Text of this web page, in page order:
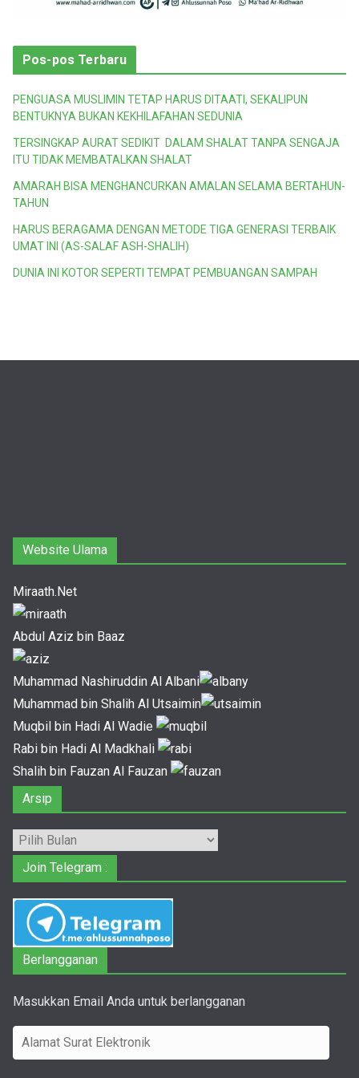
Pos-pos Terbaru
PENGUASA MUSLIMIN TETAP HARUS DITAATI, SEKALIPUN
BENTUKNYA BUKAN KEKHILAFAHAN SEDUNIA
TERSINGKAP AURAT SEDIKIT DALAM SHALAT TANPA SENGAJA
ITU TIDAK MEMBATALKAN SHALAT
AMARAH BISA MENGHANCURKAN AMALAN SELAMA BERTAHUN-
TAHUN
HARUS BERAGAMA DENGAN METODE TIGA GENERASI TERBAIK
UMAT INI (AS-SALAF ASH-SHALIH)
DUNIA INI KOTOR SEPERTI TEMPAT PEMBUANGAN SAMPAH
Website Ulama
Miraath.Net
Abdul Aziz bin Baaz
Muhammad Nashiruddin Al Albani
Muhammad bin Shalih Al Utsaimin
Muqbil bin Hadi Al Wadie
Rabi bin Hadi Al Madkhali
Shalih bin Fauzan Al Fauzan
Arsip
Arsip
Join Telegram :
Berlangganan
Masukkan Email Anda untuk berlangganan
l